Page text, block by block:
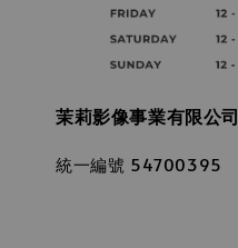
茉莉影像事業有限公司
統一編號 54700395